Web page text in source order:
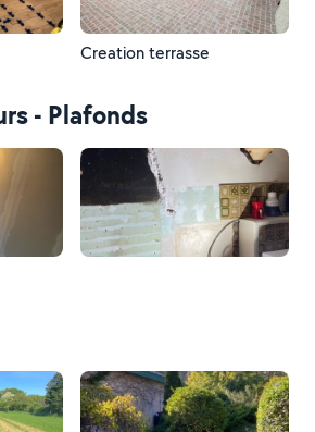
Creation terrasse
- Plafonds